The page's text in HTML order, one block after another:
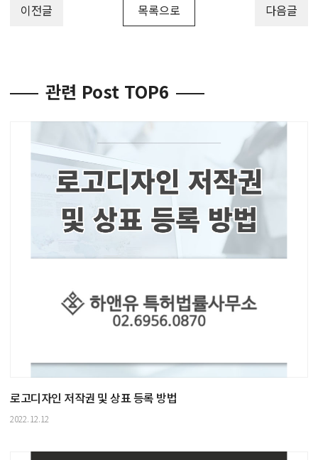
이전글 목록으로 다음글
관련 Post TOP6
로고디자인 저작권 및 상표 등록 방법
2022.12.12